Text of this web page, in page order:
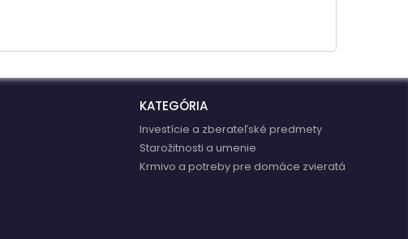
KATEGÓRIA
Investície a zberateľské predmety
Starožitnosti a umenie
Krmivo a potreby pre domáce zvieratá